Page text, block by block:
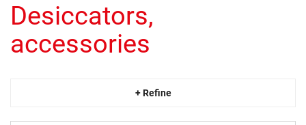
Desiccators,
accessories
+ Refine